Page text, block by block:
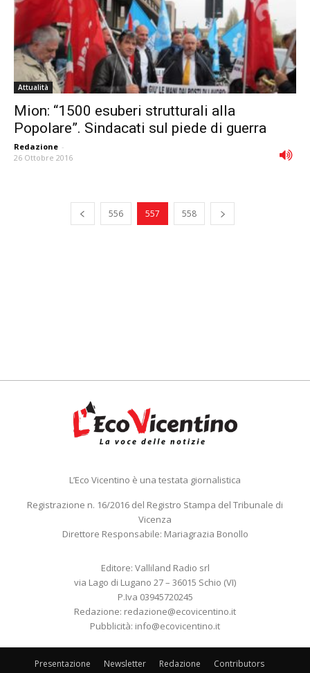
Attualità
Mion: “1500 esuberi strutturali alla
Popolare”. Sindacati sul piede di guerra
Redazione -
26 Ottobre 2016
556 557 558
L’Eco Vicentino è una testata giornalistica
Registrazione n. 16/2016 del Registro Stampa del Tribunale di
Vicenza
Direttore Responsabile: Mariagrazia Bonollo
Editore: Valliland Radio srl
via Lago di Lugano 27 – 36015 Schio (VI)
P.Iva 03945720245
Redazione: redazione@ecovicentino.it
Pubblicità: info@ecovicentino.it
Presentazione Newsletter Redazione
Contributors